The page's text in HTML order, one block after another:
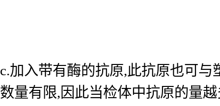
c.加入带有酶的抗原,此抗原也可
数量有限,因此当检体中抗原的量